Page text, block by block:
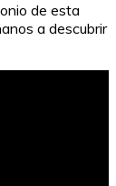
de esta
a descubrir